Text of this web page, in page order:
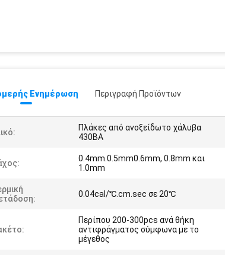
Ενημέρωση Περιγραφή Προϊόντων
Πλάκες από ανοξείδωτο χάλυβα
430BA
0.4mm.0.5mm0.6mm, 0.8mm και
1.0mm
0.04cal/℃.cm.sec σε 20℃
Περίπου 200-300pcs ανά θήκη
αντιφράγματος σύμφωνα με το
μέγεθος